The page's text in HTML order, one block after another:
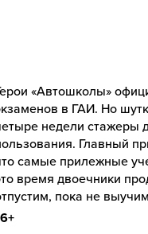
«Автошколы»
в ГАИ. Но
недели стажеры
Главный
самые прилежные
время двоечники
пока не